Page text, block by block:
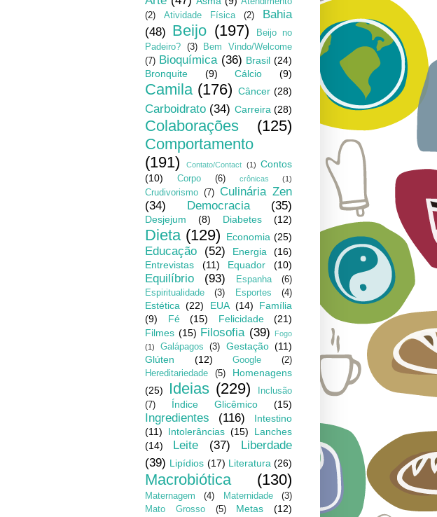
(2)
Atividade Física (2)
Bahia
(48) Beijo (197)
Beijo no
Padeiro?
(3)
Bem Vindo/Welcome
(7) Bioquímica (36) Brasil (24)
Bronquite
(9) Cálcio (9)
Camila (176) Câncer (28)
Carboidrato (34) Carreira (28)
Colaborações
(125)
Comportamento
(191)
Contato/Contact (1) Contos
(10)
Corpo (6) crônicas (1)
Crudivorismo (7) Culinária Zen
(34)
Democracia (35)
Desjejum (8) Diabetes (12)
Dieta (129) Economia (25)
Educação (52) Energia
(16)
Entrevistas
(11) Equador (10)
Equilíbrio (93) Espanha
(6)
Espiritualidade
(3) Esportes (4)
Estética (22) EUA (14)
Família
(9)
Fé (15) Felicidade
(21)
Filmes (15) Filosofia (39)
Fogo
(1)
Galápagos (3) Gestação (11)
Glúten
(12) Google
(2)
Hereditariedade
(5)
Homenagens
(25)
Ideias (229)
Inclusão
(7)
Índice Glicêmico (15)
Ingredientes (116)
Intestino
(11)
Intolerâncias (15)
Lanches
(14)
Leite (37)
Liberdade
(39) Lipídios (17) Literatura (26)
Macrobiótica (130)
Maternagem (4) Maternidade
(3)
Mato Grosso
(5) Metas
(12)